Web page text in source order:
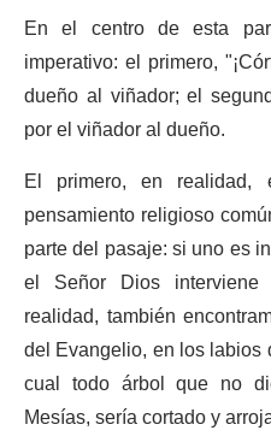
En el centro de esta
imperativo: el primero,
dueño al viñador; el
por el viñador al dueño.
El primero, en
pensamiento religioso
parte del pasaje: si uno es
el Señor Dios
realidad, también
del Evangelio, en los
cual todo árbol que no
Mesías, sería cortado y